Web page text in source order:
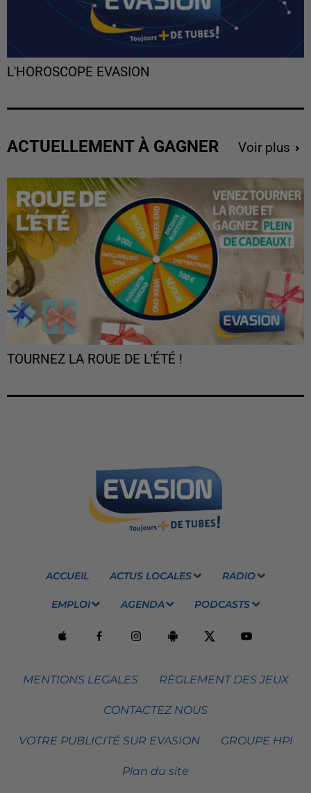
L'HOROSCOPE EVASION
ACTUELLEMENT À GAGNER Voir plus
TOURNEZ LA ROUE DE L'ÉTÉ !
ACCUEIL ACTUS LOCALES RADIO
EMPLOI AGENDA PODCASTS
MENTIONS LEGALES RÈGLEMENT DES JEUX
CONTACTEZ NOUS
VOTRE PUBLICITÉ SUR EVASION GROUPE HPI
Plan du site